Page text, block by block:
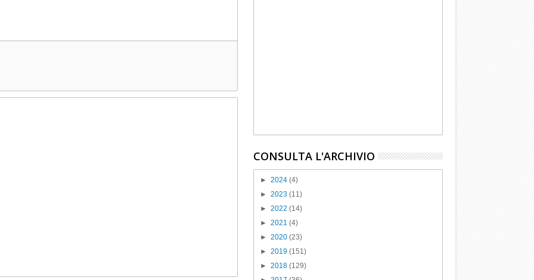
CONSULTA L'ARCHIVIO
► 2024 (4)
► 2023 (11)
► 2022 (14)
► 2021 (4)
► 2020 (23)
► 2019 (151)
► 2018 (129)